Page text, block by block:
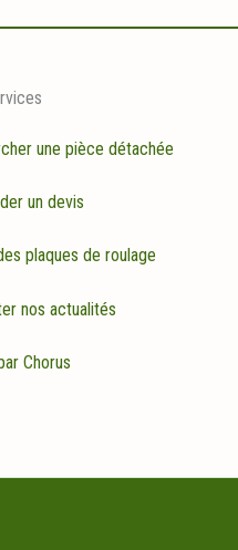
une pièce détachée
un devis
plaques de roulage
nos actualités
Chorus